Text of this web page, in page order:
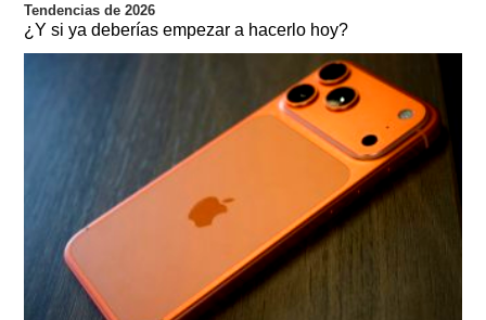
Tendencias de 2026
¿Y si ya deberías empezar a hacerlo hoy?